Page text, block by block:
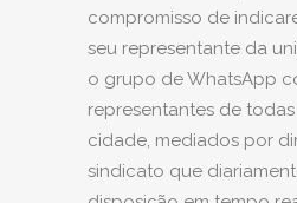
compromisso de
seu representante da
o grupo de WhatsApp
representantes de
cidade, mediados por
sindicato que